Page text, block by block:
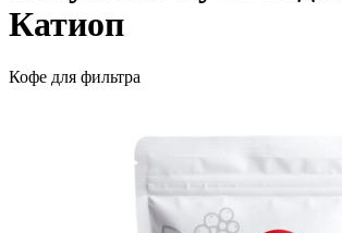
Катиоп
Кофе для фильтра